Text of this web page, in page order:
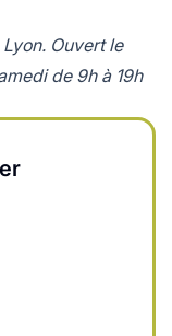
Ouvert le
de 9h à 19h